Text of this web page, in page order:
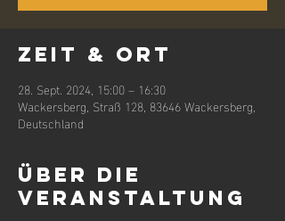
Zeit & Ort
28. Sept. 2024, 15:00 – 16:30
Wackersberg, Straß 128, 83646 Wackersberg,
Deutschland
Über die
Veranstaltung